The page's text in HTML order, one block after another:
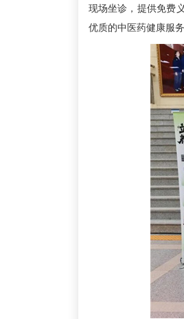
现场坐诊，提供免费
优质的中医药健康服务